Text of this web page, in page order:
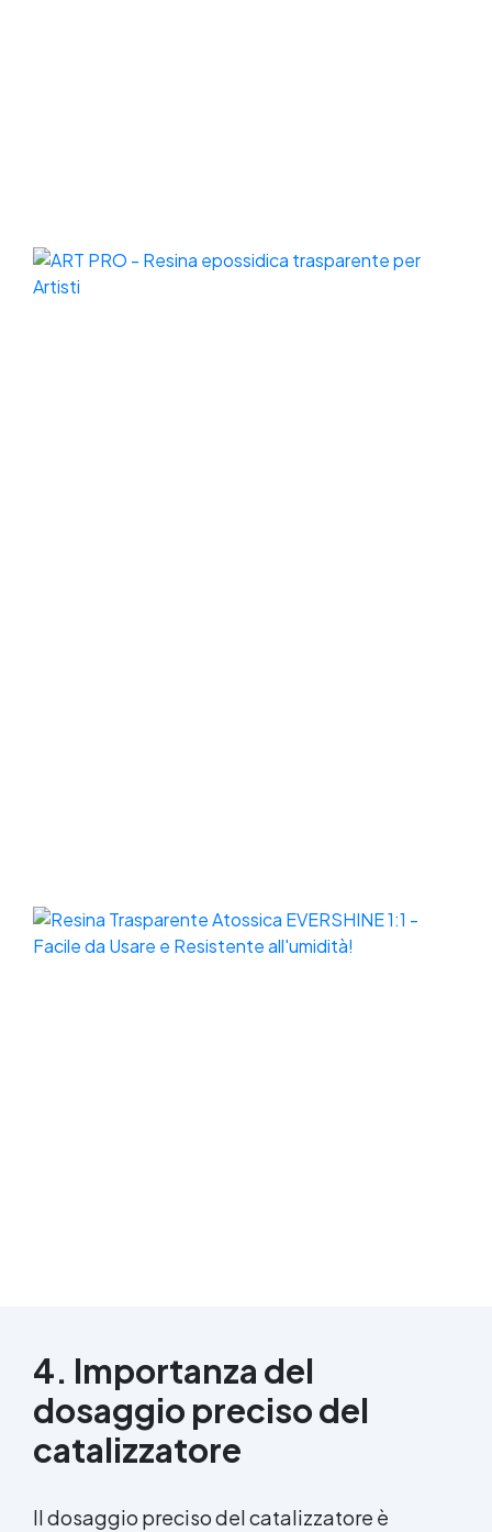
4. Importanza del
dosaggio preciso del
catalizzatore
Il dosaggio preciso del catalizzatore è